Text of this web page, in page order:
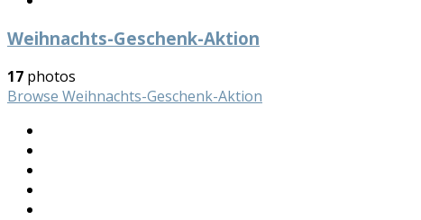
Weihnachts-Geschenk-Aktion
17 photos
Browse Weihnachts-Geschenk-Aktion